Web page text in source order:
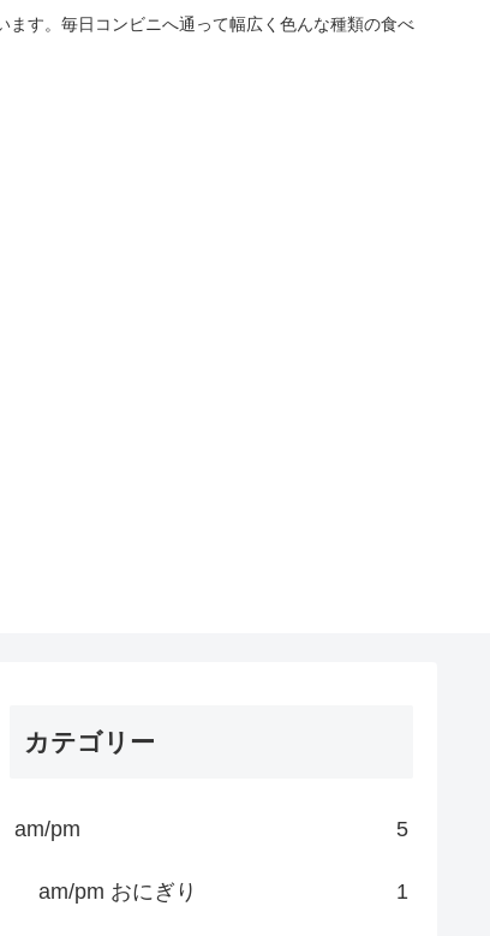
す。毎日コンビニへ通って幅広く色んな種類の食べ
カテゴリー
am/pm 5
am/pm おにぎり 1